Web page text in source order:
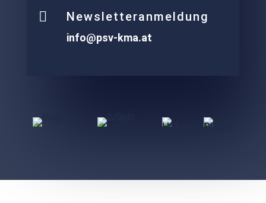
 Newsletteranmeldung
info@psv-kma.at